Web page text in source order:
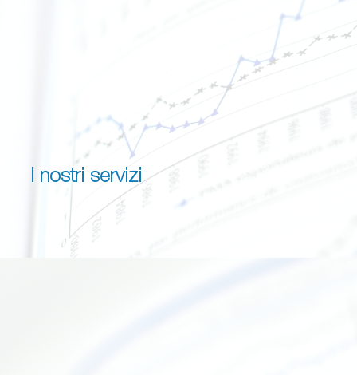
I nostri servizi